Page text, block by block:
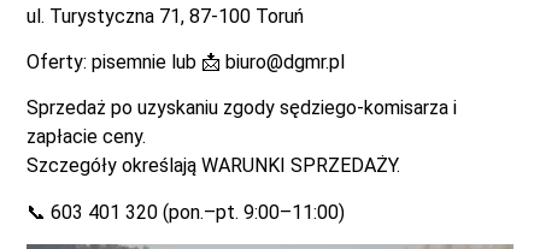
ul. Turystyczna 71, 87-100 Toruń
Oferty: pisemnie lub 📩biuro@dgmr.pl
Sprzedaż po uzyskaniu zgody sędziego-komisarza i
zapłacie ceny.
Szczegóły określają WARUNKI SPRZEDAŻY.
📞 603 401 320 (pon.–pt. 9:00–11:00)